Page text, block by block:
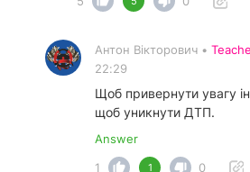
Антон Вікторович •
22:29
Щоб привернути увагу
щоб уникнути ДТП.
Answer
1
1 0